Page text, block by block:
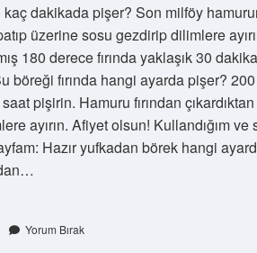
kaç dakikada pişer? Son milföy
üzerine sosu gezdirip dilimlere
180 derece fırında yaklaşık 30
fırında hangi ayarda pişer? 200
saat pişirin. Hamuru fırından
ayırın. Afiyet olsun! Kullandığım
Hazır yufkadan börek hangi
Yorum Bırak